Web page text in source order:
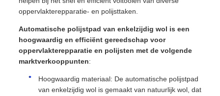
oppervlakterepparatie- en polijsttaken.
Automatische polijstpad van enkelzijdig wol is een
hoogwaardig en efficiënt gereedschap voor
oppervlakterepparatie en polijsten met de volgende
marktverkooppunten:
Hoogwaardig materiaal: De automatische polijstpad
van enkelzijdig wol is gemaakt van natuurlijk wol, dat